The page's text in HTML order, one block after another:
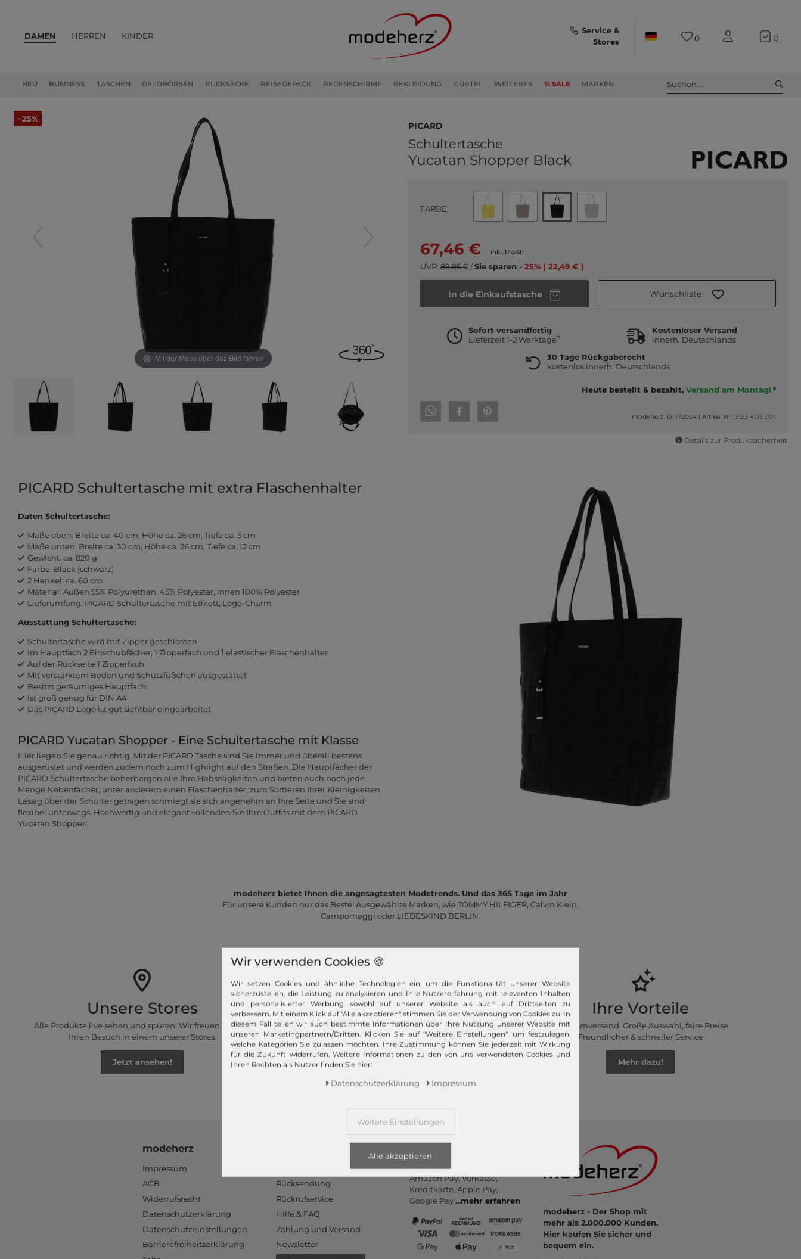
DAMEN
NEU BUSINESS TASCHEN GELDBÖRSEN RUCKSÄCKE REISEGEPÄCK REGENSCHIRME BEKLEIDUNG GÜRTEL WEITERES % SALE MARKEN
HERREN KINDER
Service &
Stores
0 0
Suchen ...
−25%
Mit der Maus über das Bild fahren
PICARD
Schultertasche
Yucatan Shopper Black
FARBE
67,46 € inkl. MwSt.
UVP: 89,95 €/Sie sparen - 25% ( 22,49 € )
In die Einkaufstasche Wunschliste
Sofort versandfertig
Lieferzeit 1-2 Werktage7
Kostenloser Versand
innerh. Deutschlands
30 Tage Rückgaberecht
kostenlos innerh. Deutschlands
Heute bestellt & bezahlt, Versand am Montag! 8
modeherz ID: 172024 |Artikel Nr.: 3123 4D3 001
Details zur Produktsicherheit
PICARD Schultertasche mit extra Flaschenhalter
Daten Schultertasche:
Maße oben: Breite ca. 40 cm, Höhe ca. 26 cm, Tiefe ca. 3 cm
Maße unten: Breite ca. 30 cm, Höhe ca. 26 cm, Tiefe ca. 12 cm
Gewicht: ca. 820 g
Farbe: Black (schwarz)
2 Henkel: ca. 60 cm
Material: Außen 55% Polyurethan, 45% Polyester, innen 100% Polyester
Lieferumfang: PICARD Schultertasche mit Etikett, Logo-Charm
Ausstattung Schultertasche:
Schultertasche wird mit Zipper geschlossen
Im Hauptfach 2 Einschubfächer, 1 Zipperfach und 1 elastischer Flaschenhalter
Auf der Rückseite 1 Zipperfach
Mit verstärktem Boden und Schutzfüßchen ausgestattet
Besitzt geräumiges Hauptfach
Ist groß genug für DIN A4
Das PICARD Logo ist gut sichtbar eingearbeitet
PICARD Yucatan Shopper - Eine Schultertasche mit Klasse
Hier liegeb Sie genau richtig. Mit der PICARD Tasche sind Sie immer und überall bestens
ausgerüstet und werden zudem noch zum Highlight auf den Straßen. Die Hauptfächer der
PICARD Schultertasche beherbergen alle Ihre Habseligkeiten und bieten auch noch jede
Menge Nebenfächer, unter anderem einen Flaschenhalter, zum Sortieren Ihrer Kleinigkeiten.
Lässig über der Schulter getragen schmiegt sie sich angenehm an Ihre Seite und Sie sind
flexibel unterwegs. Hochwertig und elegant vollenden Sie Ihre Outfits mit dem PICARD
Yucatan Shopper!
modeherz bietet Ihnen die angesagtesten Modetrends. Und das 365 Tage im Jahr
Für unsere Kunden nur das Beste! Ausgewählte Marken, wie TOMMY HILFIGER, Calvin Klein,
Campomaggi oder LIEBESKIND BERLIN.
Unsere Stores
Alle Produkte live sehen und spüren! Wir freuen uns auf
Ihren Besuch in einem unserer Stores.
Jetzt ansehen!
Schneller Versand!
Wir versenden Ihre Bestellung schnell per
Premiumversand.
Mehr dazu!
Ihre Vorteile
Premiumversand, Große Auswahl, faire Preise,
Freundlicher & schneller Service
Mehr dazu!
modeherz
Impressum
AGB
Widerrufsrecht
Datenschutzerklärung
Datenschutzeinstellungen
Barrierefreiheitserklärung
Rücksendung
Rückrufservice
Hilfe & FAQ
Zahlung und Versand
Newsletter
PayPal, Kauf auf Rechnung,
Amazon Pay, Vor­kasse,
Kredit­karte, Apple Pay,
Google Pay...mehr erfahren
modeherz - Der Shop mit
mehr als 2.000.000 Kunden.
Hier kaufen Sie sicher und
bequem ein.
Wir verwenden Cookies 🍪
Wir setzen Cookies und ähnliche Technologien ein, um die Funktionalität unserer Website
sicherzustellen, die Leistung zu analysieren und Ihre Nutzererfahrung mit relevanten Inhalten
und personalisierter Werbung sowohl auf unserer Website als auch auf Drittseiten zu
verbessern. Mit einem Klick auf "Alle akzeptieren" stimmen Sie der Verwendung von Cookies zu. In
diesem Fall teilen wir auch bestimmte Informationen über Ihre Nutzung unserer Website mit
unseren Marketingpartnern/Dritten. Klicken Sie auf "Weitere Einstellungen", um festzulegen,
welche Kategorien Sie zulassen möchten. Ihre Zustimmung können Sie jederzeit mit Wirkung
für die Zukunft widerrufen. Weitere Informationen zu den von uns verwendeten Cookies und
Ihren Rechten als Nutzer finden Sie hier:
Daten­schutz­erklärung Impressum
Weitere Einstellungen
Alle akzeptieren